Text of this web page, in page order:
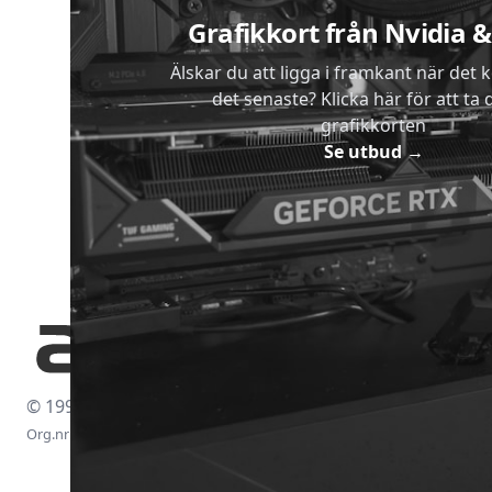
Grafikkort från Nvidia
Älskar du att ligga i framkant när det
det senaste? Klicka här för att ta
grafikkorten
Se utbud→
© 1997-2026
Org.nr: 556438-4260